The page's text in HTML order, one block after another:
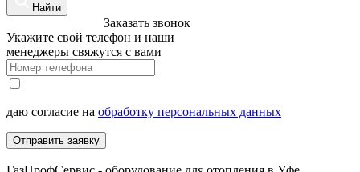
Найти
Заказать звонок
Укажите свой телефон и наши
менеджеры свяжутся с вами
даю согласие на обработку персональных данных
Отправить заявку